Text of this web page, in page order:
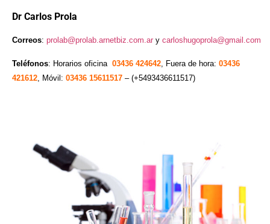
Dr Carlos Prola
Correos: prolab@prolab.arnetbiz.com.ar y carloshugoprola@gmail.com
Teléfonos: Horarios oficina 03436 424642 , Fuera de hora: 03436
421612 , Móvil: 03436 15611517 – (+5493436611517)